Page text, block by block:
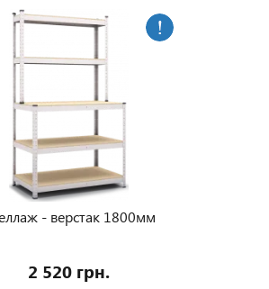
- верстак 1800мм
2 520 грн.